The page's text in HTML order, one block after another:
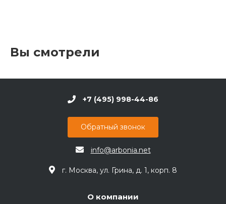
Вы смотрели
+7 (495) 998-44-86
Обратный звонок
info@arbonia.net
г. Москва, ул. Грина, д. 1, корп. 8
О компании